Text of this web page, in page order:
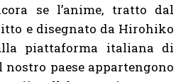
se l’anime, tratto dal
e disegnato da Hirohiko
piattaforma italiana di
paese appartengono